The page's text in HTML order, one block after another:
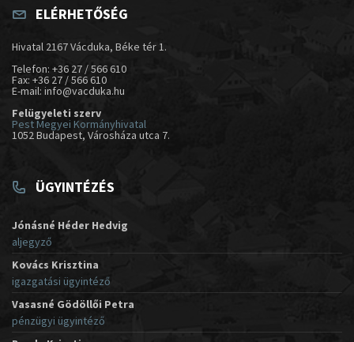
ELÉRHETŐSÉG
Hivatal 2167 Vácduka, Béke tér 1.
Telefon: +36 27 / 566 610
Fax: +36 27 / 566 610
E-mail: info@vacduka.hu
Felügyeleti szerv
Pest Megyei Kormányhivatal
1052 Budapest, Városháza utca 7.
ÜGYINTÉZÉS
Jónásné Héder Hedvig
aljegyző
Kovács Krisztina
igazgatási ügyintéző
Vasasné Gödöllői Petra
pénzügyi ügyintéző